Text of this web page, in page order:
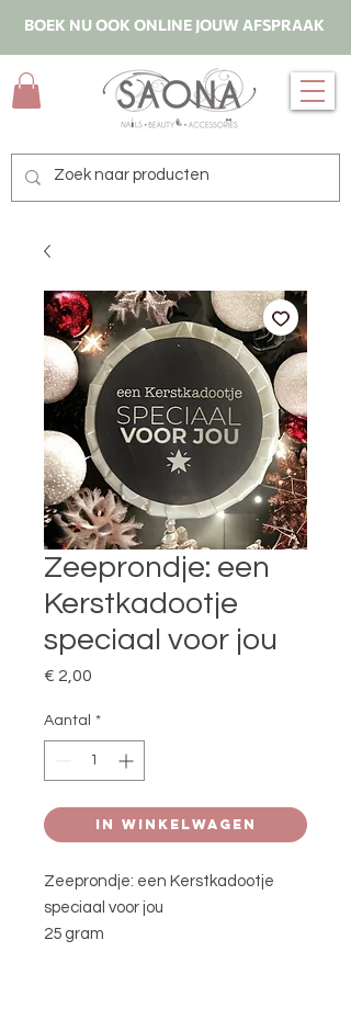
BOEK NU OOK ONLINE JOUW AFSPRAAK
Zeeprondje: een
Kerstkadootje
speciaal voor jou
€ 2,00
Aantal *
In winkelwagen
Zeeprondje: een Kerstkadootje
speciaal voor jou
25 gram